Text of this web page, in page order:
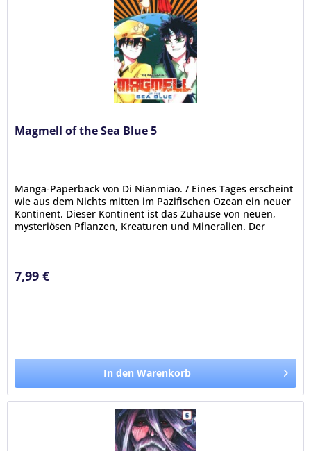
Magmell of the Sea Blue 5
Manga-Paperback von Di Nianmiao. / Eines Tages erscheint
wie aus dem Nichts mitten im Pazifischen Ozean ein neuer
Kontinent. Dieser Kontinent ist das Zuhause von neuen,
mysteriösen Pflanzen, Kreaturen und Mineralien. Der
7,99 €
In den Warenkorb